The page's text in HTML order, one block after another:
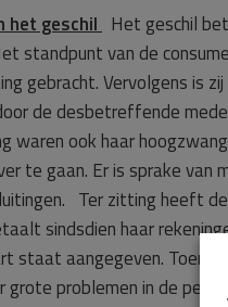
het geschil Het geschil
standpunt van de
gebracht. Vervolgens is
de desbetreffende
waren ook haar
te gaan. Er is sprake van
Ter zitting heeft
sindsdien haar
staat aangegeven. Toen
problemen in de